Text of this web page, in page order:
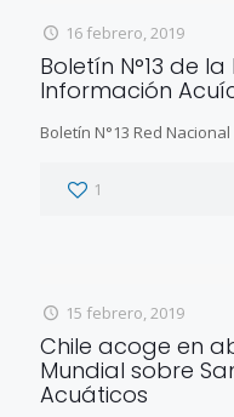
16 febrero, 2019
Boletín N°13 de
Información
Boletín N°13 Red
1
15 febrero, 2019
Chile acoge en
Mundial sobre
Acuáticos